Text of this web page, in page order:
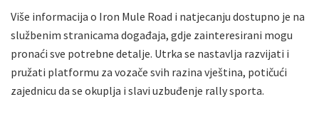
Više informacija o Iron Mule Road i natjecanju dostupno je na
službenim stranicama događaja, gdje zainteresirani mogu
pronaći sve potrebne detalje. Utrka se nastavlja razvijati i
pružati platformu za vozače svih razina vještina, potičući
zajednicu da se okuplja i slavi uzbuđenje rally sporta.